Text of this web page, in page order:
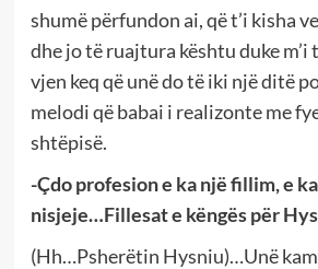
shumë përfundon ai, që t’i kisha
dhe jo të ruajtura kështu duke m’i
vjen keq që unë do të iki një ditë
melodi që babai i realizonte me
shtëpisë.
-Çdo profesion e ka një fillim, e
nisjeje…Fillesat e këngës për
(Hh…Psherëtin Hysniu)…Unë